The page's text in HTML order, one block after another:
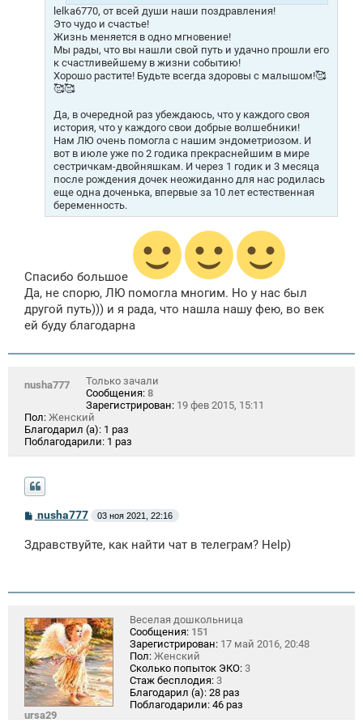
lelka6770, от всей души наши поздравления!
Это чудо и счастье!
Жизнь меняется в одно мгновение!
Мы рады, что вы нашли свой путь и удачно прошли его
к счастливейшему в жизни событию!
Хорошо растите! Будьте всегда здоровы с малышом!🥰
🥰🥰
Да, в очередной раз убеждаюсь, что у каждого своя
история, что у каждого свои добрые волшебники!
Нам ЛЮ очень помогла с нашим эндометриозом. И
вот в июле уже по 2 годика прекраснейшим в мире
сестричкам-двойняшкам. И через 1 годик и 3 месяца
после рождения дочек неожиданно для нас родилась
еще одна доченька, впервые за 10 лет естественная
беременность.
Спасибо большое
Да, не спорю, ЛЮ помогла многим. Но у нас был
другой путь))) и я рада, что нашла нашу фею, во век
ей буду благодарна
nusha777
Только зачали
Сообщения: 8
Зарегистрирован: 19 фев 2015, 15:11
Пол: Женский
Благодарил (а): 1 раз
Поблагодарили: 1 раз
С
о
б
и
nusha777 03 ноя 2021, 22:16
Здравствуйте, как найти чат в телеграм? Help)
ursa29
Веселая дошкольница
Сообщения: 151
Зарегистрирован: 17 май 2016, 20:48
Пол: Женский
Сколько попыток ЭКО: 3
Стаж бесплодия: 3
Благодарил (а): 28 раз
Поблагодарили: 46 раз